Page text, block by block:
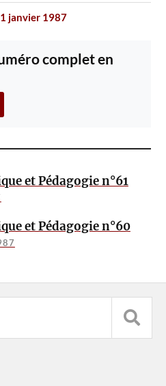
1 janvier 1987
complet en
et Pédagogie n°61
et Pédagogie n°60